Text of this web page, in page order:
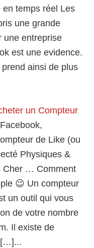
temps réel Les
une grande
une entreprise
est une evidence.
prend ainsi de plus
un Compteur
Facebook,
de Like (ou
Physiques &
Cher … Comment
😉 Un compteur
un outil qui vous
de votre nombre
Il existe de
[…]...